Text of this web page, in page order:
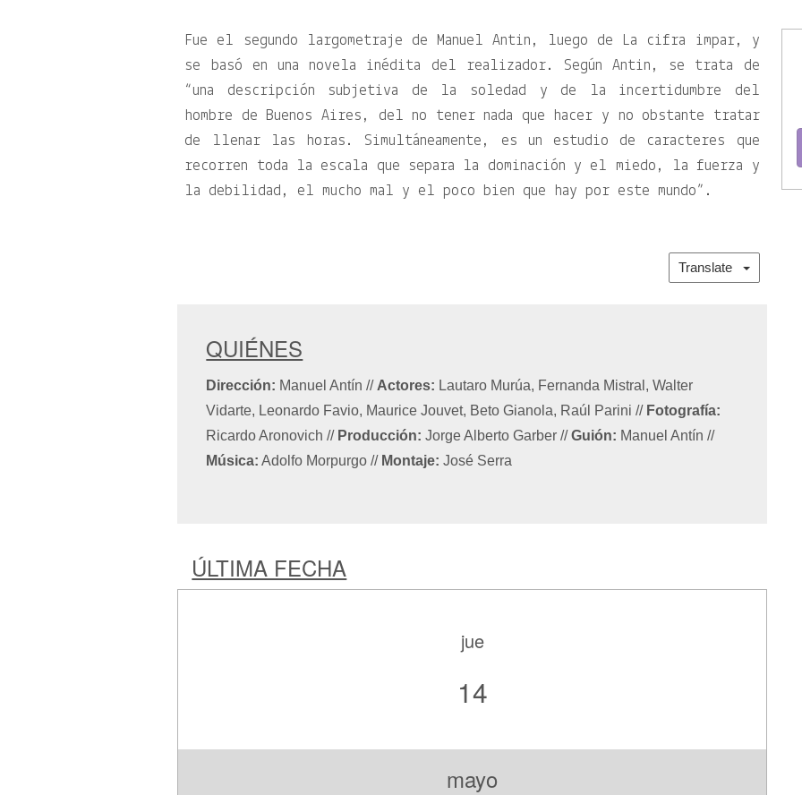
Fue el segundo largometraje de Manuel Antin, luego de La cifra impar, y
se basó en una novela inédita del realizador. Según Antin, se trata de
“una descripción subjetiva de la soledad y de la incertidumbre del
hombre de Buenos Aires, del no tener nada que hacer y no obstante tratar
de llenar las horas. Simultáneamente, es un estudio de caracteres que
recorren toda la escala que separa la dominación y el miedo, la fuerza y
la debilidad, el mucho mal y el poco bien que hay por este mundo”.
Translate
QUIÉNES
Dirección: Manuel Antín// Actores: Lautaro Murúa, Fernanda Mistral, Walter
Vidarte, Leonardo Favio, Maurice Jouvet, Beto Gianola, Raúl Parini// Fotografía:
Ricardo Aronovich// Producción: Jorge Alberto Garber// Guión: Manuel Antín//
Música: Adolfo Morpurgo// Montaje: José Serra
ÚLTIMA FECHA
jue
14
mayo